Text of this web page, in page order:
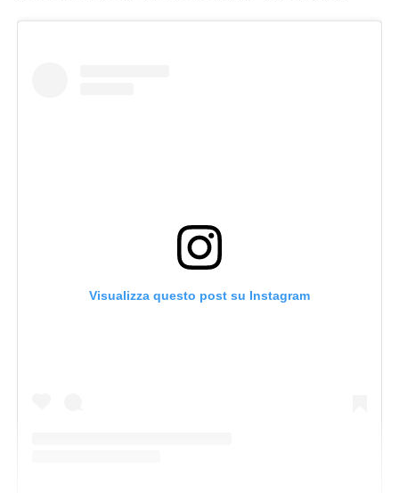
Visualizza questo post su Instagram